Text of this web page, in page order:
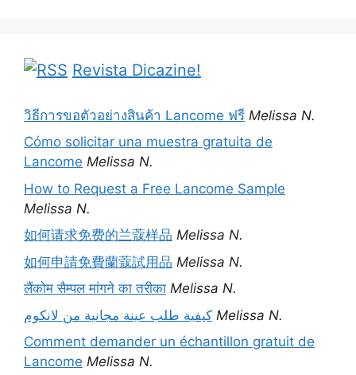
Revista Dicazine!
วิธีการขอตัวอย่างสินค้า Lancome ฟรี Melissa N.
Cómo solicitar una muestra gratuita de
Lancome Melissa N.
How to Request a Free Lancome Sample
Melissa N.
如何请求免费的兰蔻样品 Melissa N.
如何申請免費蘭蔻試用品 Melissa N.
लैंकोम सैम्पल मांगने का तरीका Melissa N.
كيفية طلب عينة مجانية من لانكوم Melissa N.
Comment demander un échantillon gratuit de
Lancome Melissa N.